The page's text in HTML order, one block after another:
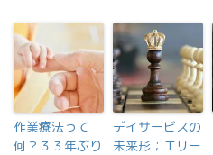
作業療法って
何？３３年ぶり
デイサービスの
未来形；エリー